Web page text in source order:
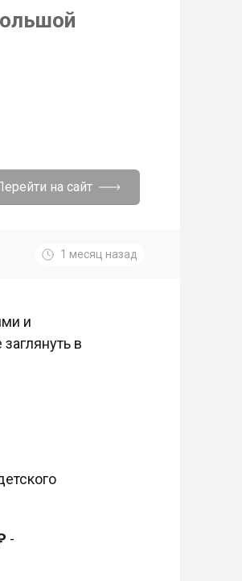
на сайт
1 месяц назад
и
в
-